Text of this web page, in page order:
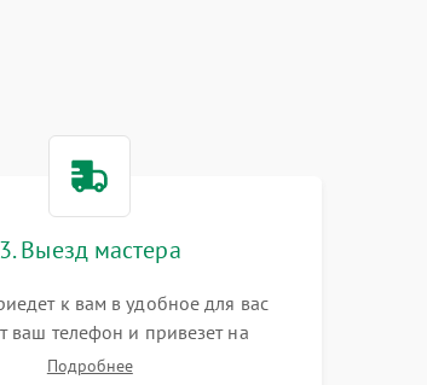
3. Выезд мастера
к вам в удобное для вас
ваш телефон и привезет на
Подробнее